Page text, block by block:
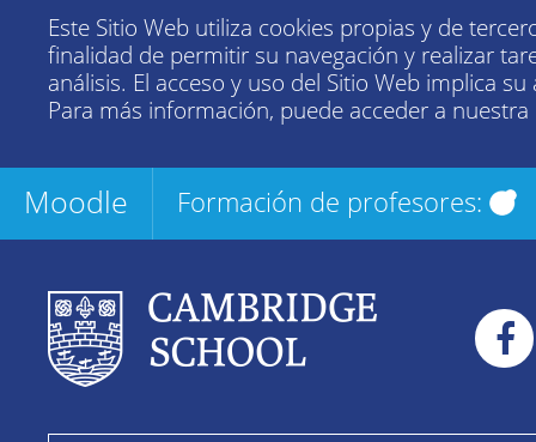
Este Sitio Web utiliza cookies propias y de
finalidad de permitir su navegación y realizar
análisis. El acceso y uso del Sitio Web implica su
Para más información, puede acceder a nuestra
Moodle Formación de profesores: